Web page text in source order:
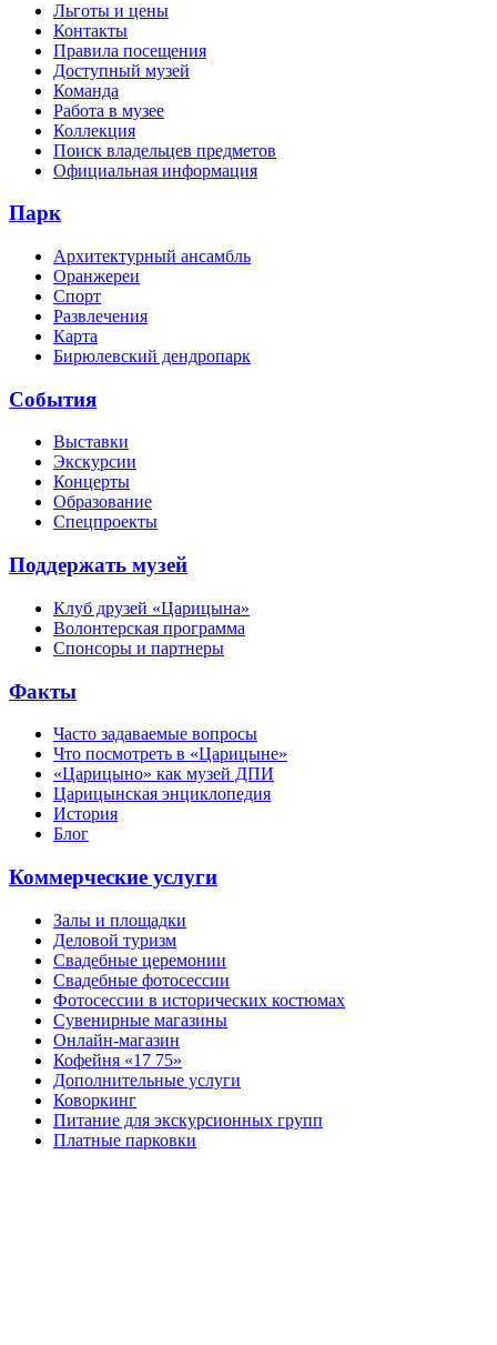
Льготы и цены
Контакты
Правила посещения
Доступный музей
Команда
Работа в музее
Коллекция
Поиск владельцев предметов
Официальная информация
Парк
Архитектурный ансамбль
Оранжереи
Спорт
Развлечения
Карта
Бирюлевский дендропарк
События
Выставки
Экскурсии
Концерты
Образование
Спецпроекты
Поддержать музей
Клуб друзей «Царицына»
Волонтерская программа
Спонсоры и партнеры
Факты
Часто задаваемые вопросы
Что посмотреть в «Царицыне»
«Царицыно» как музей ДПИ
Царицынская энциклопедия
История
Блог
Коммерческие услуги
Залы и площадки
Деловой туризм
Свадебные церемонии
Свадебные фотосессии
Фотосессии в исторических костюмах
Сувенирные магазины
Онлайн-магазин
Кофейня «17 75»
Дополнительные услуги
Коворкинг
Питание для экскурсионных групп
Платные парковки